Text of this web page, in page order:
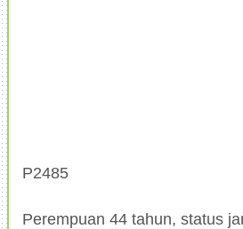
P2485
Perempuan 44 tahun, status